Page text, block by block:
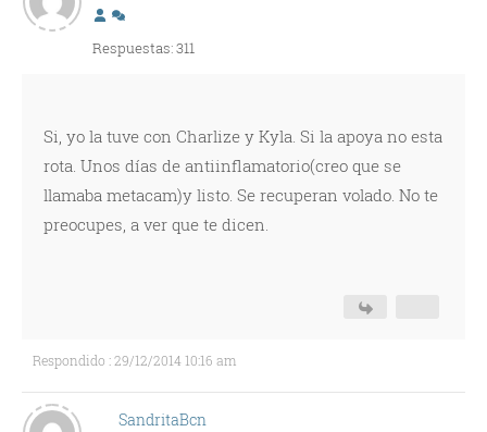
Respuestas: 311
Si, yo la tuve con Charlize y Kyla. Si la apoya no esta
rota. Unos días de antiinflamatorio(creo que se
llamaba metacam)y listo. Se recuperan volado. No te
preocupes, a ver que te dicen.
Respondido : 29/12/2014 10:16 am
SandritaBcn